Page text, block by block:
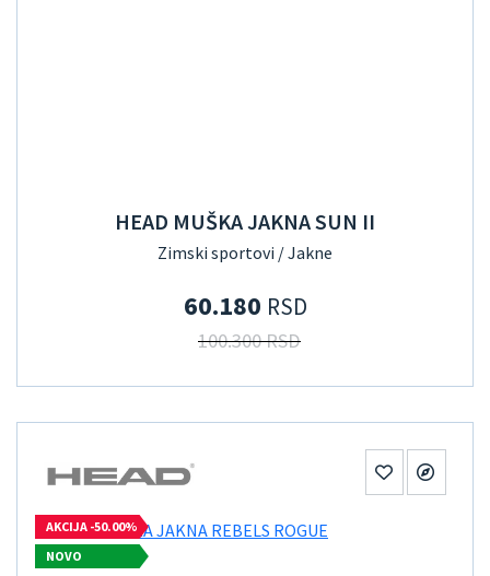
HEAD MUŠKA JAKNA SUN II
Zimski sportovi / Jakne
60.180 RSD
100.300 RSD
AKCIJA -50.00%
NOVO